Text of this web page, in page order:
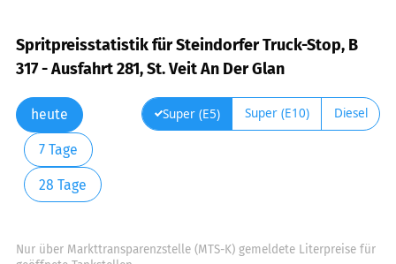
Spritpreisstatistik für Steindorfer Truck-Stop, B
317 - Ausfahrt 281, St. Veit An Der Glan
heute
7 Tage
28 Tage
Super (E5) Super (E10) Diesel
Nur über Markttransparenzstelle (MTS-K) gemeldete Literpreise für